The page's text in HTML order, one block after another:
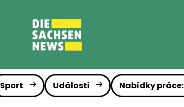
Sport Události Nabídky práce: